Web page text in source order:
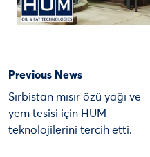
Previous News
Sırbistan mısır özü yağı ve
yem tesisi için HUM
teknolojilerini tercih etti.